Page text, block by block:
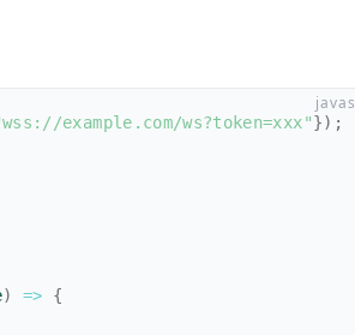
example.com/ws?token=xxx"}) ;
) =>
{